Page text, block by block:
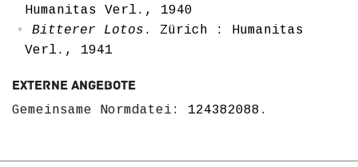
Humanitas Verl., 1940
Bitterer Lotos . Zürich : Humanitas
Verl., 1941
Externe Angebote
Gemeinsame Normdatei: 124382088 .